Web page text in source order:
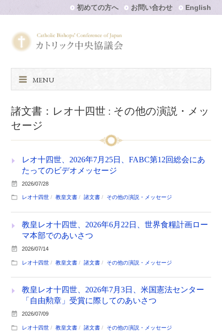
初めての方へ お問い合わせ English
MENU
諸文書：レオ十四世 : その他の演説・メッ
セージ
レオ十四世、2026年7月25日、FABC第12回総会にあ
たってのビデオメッセージ
2026/07/28
レオ十四世 教皇文書 諸文書 その他の演説・メッセージ
教皇レオ十四世、2026年6月22日、世界食糧計画ロー
マ本部でのあいさつ
2026/07/14
レオ十四世 教皇文書 諸文書 その他の演説・メッセージ
教皇レオ十四世、2026年7月3日、米国憲法センター
「自由勲章」受賞に際してのあいさつ
2026/07/09
レオ十四世 教皇文書 諸文書 その他の演説・メッセージ